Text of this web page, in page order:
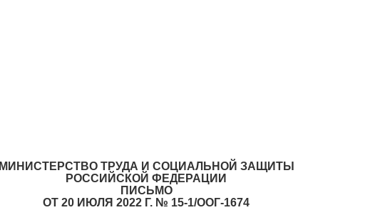
МИНИСТЕРСТВО ТРУДА И СОЦИАЛЬНОЙ ЗАЩИТЫ
РОССИЙСКОЙ ФЕДЕРАЦИИ
ПИСЬМО
ОТ 20 ИЮЛЯ 2022 Г. № 15-1/ООГ-1674